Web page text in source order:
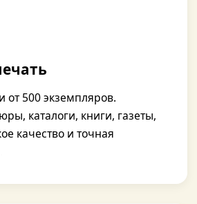
500 экземпляров.
каталоги, книги, газеты,
качество и точная